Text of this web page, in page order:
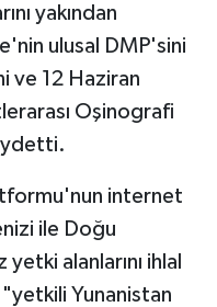
yakından
ulusal DMP'sini
ve 12 Haziran
Oşinografi
internet
ile Doğu
alanlarını ihlal
"yetkili Yunanistan